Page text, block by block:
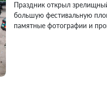
Праздник открыл
большую фестивальную
памятные фотографии и